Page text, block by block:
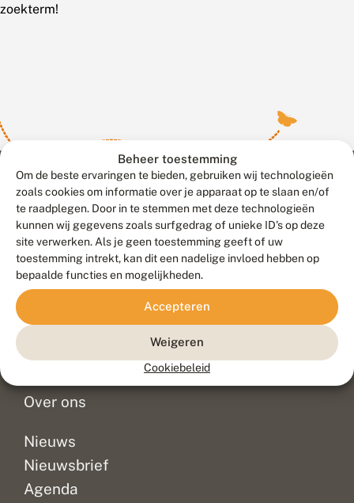
Beheer toestemming
Om de beste ervaringen te bieden, gebruiken wij technologieën
zoals cookies om informatie over je apparaat op te slaan en/of
te raadplegen. Door in te stemmen met deze technologieën
kunnen wij gegevens zoals surfgedrag of unieke ID's op deze
site verwerken. Als je geen toestemming geeft of uw
toestemming intrekt, kan dit een nadelige invloed hebben op
bepaalde functies en mogelijkheden.
Accepteren
Weigeren
Cookiebeleid
zoekterm!
Contact
Veelgestelde vragen
Doneer
Over ons
Nieuws
Nieuwsbrief
Agenda
Meld waarnemingen© 2026 Vlinderstichting
Duurzaam ontwikkeld door
Go2People
, ontworpen door
Blue Field Agency
Privacy
Disclaimer
Sitemap